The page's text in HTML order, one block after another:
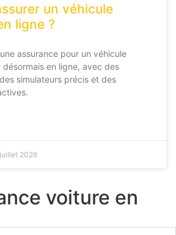
un véhicule
ligne ?
assurance pour un véhicule
désormais en ligne, avec des
simulateurs précis et des
2026
voiture en